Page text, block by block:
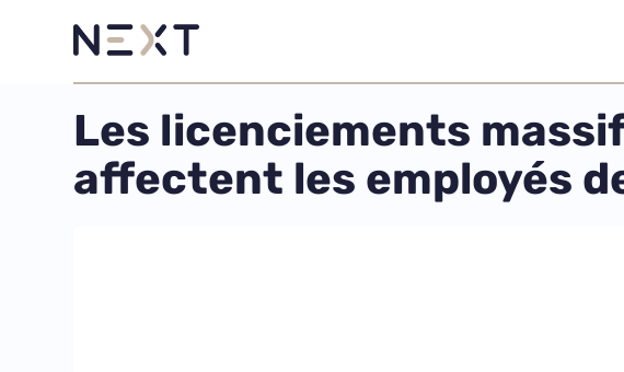
Les licenciements
affectent les employés